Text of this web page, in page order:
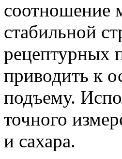
соотношение
стабильной
рецептурных
приводить к
подъему.
точного
и сахара.